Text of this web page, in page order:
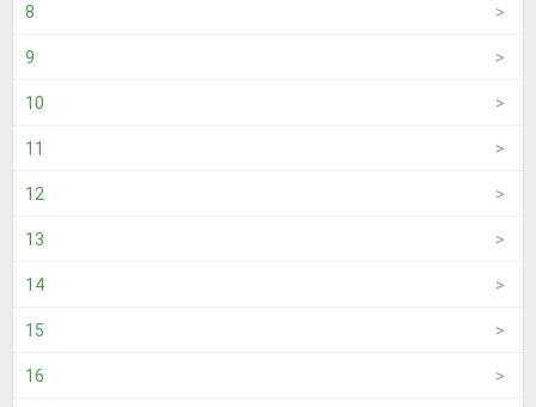
8
9
10
11
12
13
14
15
16